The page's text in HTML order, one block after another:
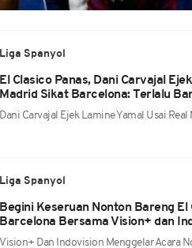
Liga Spanyol
El Clasico Panas, Dani Carvajal
Madrid Sikat Barcelona: Terlalu
Dani Carvajal Ejek Lamine Yamal Usai
Liga Spanyol
Begini Keseruan Nonton Bareng El
Barcelona Bersama Vision+ dan
Vision+ Dan Indovision Menggelar Acara